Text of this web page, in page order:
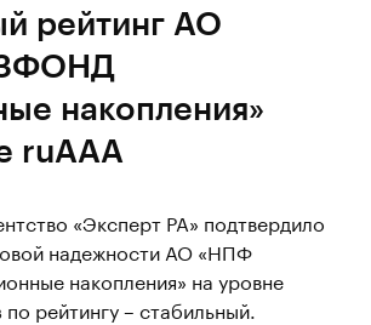
рейтинг АО
накопления»
ruAAА
«Эксперт РА» подтвердило
надежности АО «НПФ
накопления» на уровне
рейтингу – стабильный.